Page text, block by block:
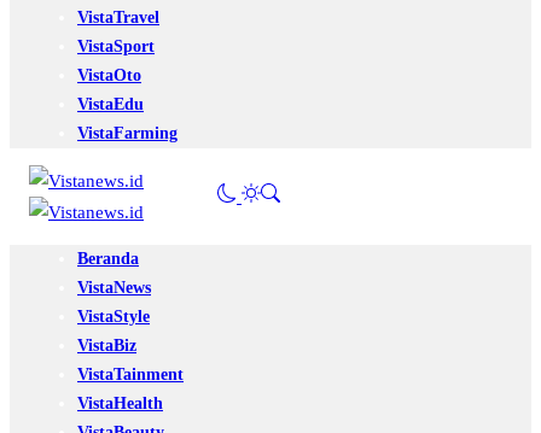
VistaTravel
VistaSport
VistaOto
VistaEdu
VistaFarming
Beranda
VistaNews
VistaStyle
VistaBiz
VistaTainment
VistaHealth